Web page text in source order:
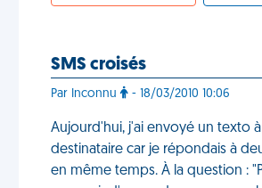
SMS croisés
Par Inconnu - 18/03/2010 10:06
Aujourd'hui, j'ai envoyé un texto
destinataire car je répondais à
en même temps. À la question :